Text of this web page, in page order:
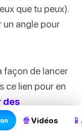
que tu peux).
un angle pour
façon de lancer
ce lien pour en
des
🍿 Vidéos 📱